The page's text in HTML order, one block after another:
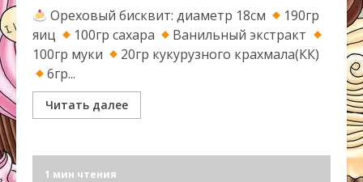
Ореховый бисквит: диаметр 18см
190гр
яиц
100гр сахара
Ванильный экстракт
100гр муки
20гр кукурузного крахмала(КК)
6гр...
Читать далее
1 мин чтения